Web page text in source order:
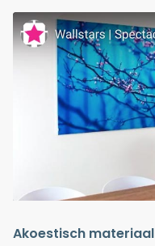
Akoestisch materiaal